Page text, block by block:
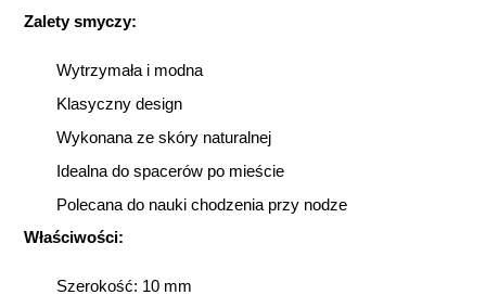
Zalety smyczy:
Wytrzymała i modna
Klasyczny design
Wykonana ze skóry naturalnej
Idealna do spacerów po mieście
Polecana do nauki chodzenia przy nodze
Właściwości:
Szerokość: 10 mm